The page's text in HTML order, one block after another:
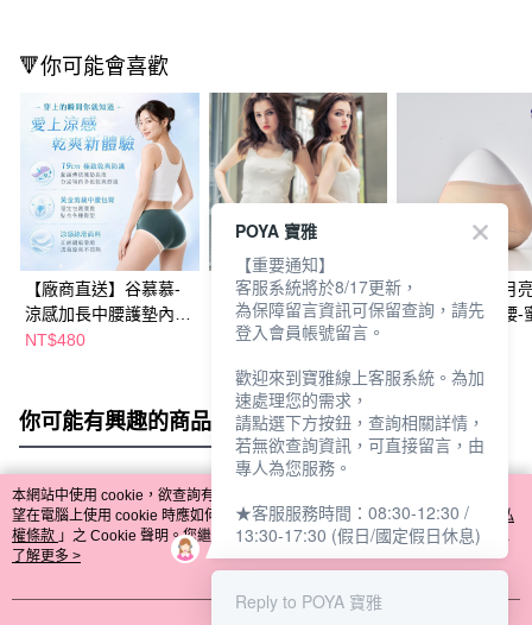
🔻你可能會喜歡
【廠商直送】谷慕慕-
涼感加長中腰護墊內
褲-多款任選
NT$480
【廠商直送】Ladoore
蕾朵兒-燦爛星空 蕾絲
親膚內褲-多色多尺寸
NT$290
【廠商直送】月
經典款日用中腰-
你可能有興趣的商品 全站排行
熱門標籤
本網站中使用 cookie，欲查詢有關本網站使用 cookie 方式之詳情，及若您不希
望在電腦上使用 cookie 時應如何變更電腦的 cookie 設定，請參閱本網站「
隱私
權條款 」之 Cookie 聲明。您繼續使用本網站即表示您同意本公司得按本網站使
用條款之 Cookie 聲明使用 cookie。
了解更多 >
POYA 寶雅
【重要通知】
客服系統將於8/17更新，
為保障留言資訊可保留查詢，請先
登入會員帳號留言。
歡迎來到寶雅線上客服系統。為加
速處理您的需求，
請點選下方按鈕，查詢相關詳情，
若無欲查詢資訊，可直接留言，由
專人為您服務。
★客服服務時間：08:30-12:30 /
13:30-17:30 (假日/國定假日休息)
Reply to POYA 寶雅